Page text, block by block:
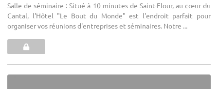
Salle de séminaire : Situé à 10 minutes de Saint-Flour, au cœur du
Cantal, l'Hôtel "Le Bout du Monde" est l'endroit parfait pour
organiser vos réunions d'entreprises et séminaires. Notre ...